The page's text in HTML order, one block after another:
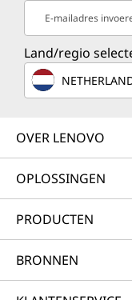
E-mailadres
Land/regio
OVER LENOVO
OPLOSSINGEN
PRODUCTEN
BRONNEN